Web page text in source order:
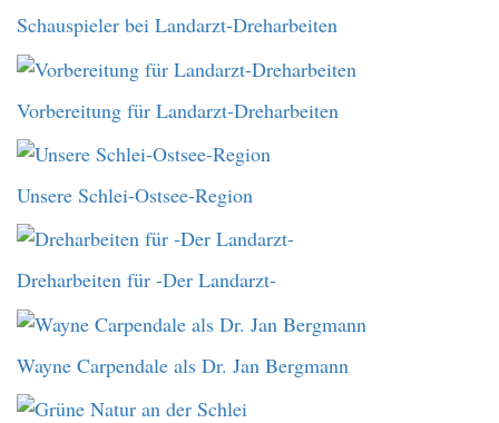
Schauspieler bei Landarzt-Dreharbeiten
Vorbereitung für Landarzt-Dreharbeiten
Unsere Schlei-Ostsee-Region
Dreharbeiten für -Der Landarzt-
Wayne Carpendale als Dr. Jan Bergmann